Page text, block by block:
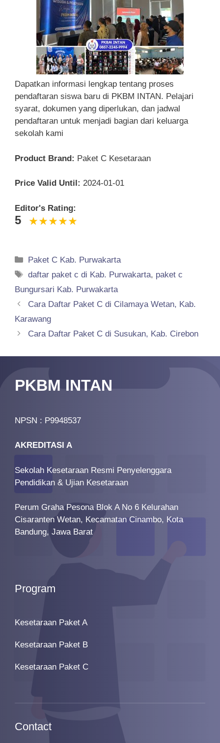
Dapatkan informasi lengkap tentang proses
pendaftaran siswa baru di PKBM INTAN. Pelajari
syarat, dokumen yang diperlukan, dan jadwal
pendaftaran untuk menjadi bagian dari keluarga
sekolah kami
Product Brand: Paket C Kesetaraan
Price Valid Until: 2024-01-01
Editor's Rating:
5
Categories
Paket C Kab. Purwakarta
Tags
daftar paket c di Kab. Purwakarta, paket c
Bungursari Kab. Purwakarta
Cara Daftar Paket C di Cilamaya Wetan, Kab.
Karawang
Cara Daftar Paket C di Susukan, Kab. Cirebon
PKBM INTAN
NPSN : P9948537
AKREDITASI A
Sekolah Kesetaraan Resmi Penyelenggara
Pendidikan & Ujian Kesetaraan
Perum Graha Pesona Blok A No 6 Kelurahan
Cisaranten Wetan, Kecamatan Cinambo, Kota
Bandung, Jawa Barat
Program
Kesetaraan Paket A
Kesetaraan Paket B
Kesetaraan Paket C
Contact